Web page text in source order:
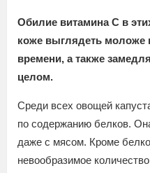
Обилие витамина С в
коже выглядеть моложе
времени, а также
целом.
Среди всех овощей
по содержанию белков.
даже с мясом. Кроме
невообразимое